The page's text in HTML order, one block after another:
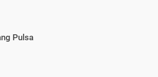
Pulsa